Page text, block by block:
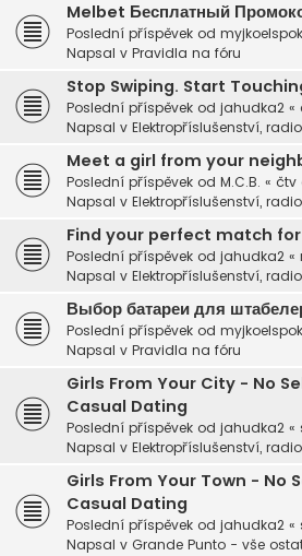
Melbet Бесплатный
Poslední příspěvek od myjkoelspok
Napsal v Pravidla na fóru
Stop Swiping. Start
Poslední příspěvek od jahudka2 «
Napsal v Elektropříslušenství,
Meet a girl from your
Poslední příspěvek od M.C.B. « čtv
Napsal v Elektropříslušenství,
Find your perfect match
Poslední příspěvek od jahudka2 «
Napsal v Elektropříslušenství,
Выбор батареи для
Poslední příspěvek od myjkoelspok
Napsal v Pravidla na fóru
Girls From Your City - No
Casual Dating
Poslední příspěvek od jahudka2 «
Napsal v Elektropříslušenství,
Girls From Your Town - No
Casual Dating
Poslední příspěvek od jahudka2 «
Napsal v Grande Punto - vše